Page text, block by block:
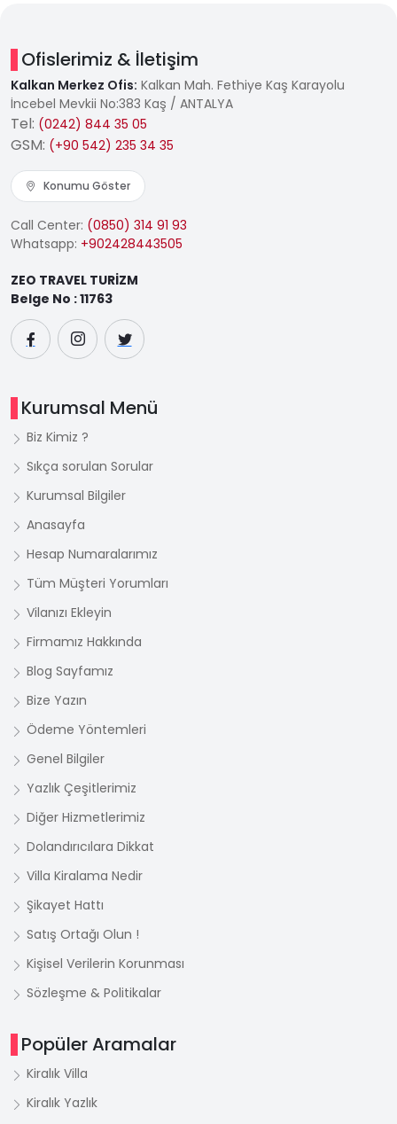
Ofislerimiz & İletişim
Kalkan Merkez Ofis: Kalkan Mah. Fethiye Kaş Karayolu
İncebel Mevkii No:383 Kaş / ANTALYA
Tel: (0242) 844 35 05
GSM: (+90 542) 235 34 35
Konumu Göster
Call Center: (0850) 314 91 93
Whatsapp: +902428443505
ZEO TRAVEL TURİZM
Belge No : 11763
Kurumsal Menü
Biz Kimiz ?
Sıkça sorulan Sorular
Kurumsal Bilgiler
Anasayfa
Hesap Numaralarımız
Tüm Müşteri Yorumları
Vilanızı Ekleyin
Firmamız Hakkında
Blog Sayfamız
Bize Yazın
Ödeme Yöntemleri
Genel Bilgiler
Yazlık Çeşitlerimiz
Diğer Hizmetlerimiz
Dolandırıcılara Dikkat
Villa Kiralama Nedir
Şikayet Hattı
Satış Ortağı Olun !
Kişisel Verilerin Korunması
Sözleşme & Politikalar
Popüler Aramalar
Kiralık Villa
Kiralık Yazlık